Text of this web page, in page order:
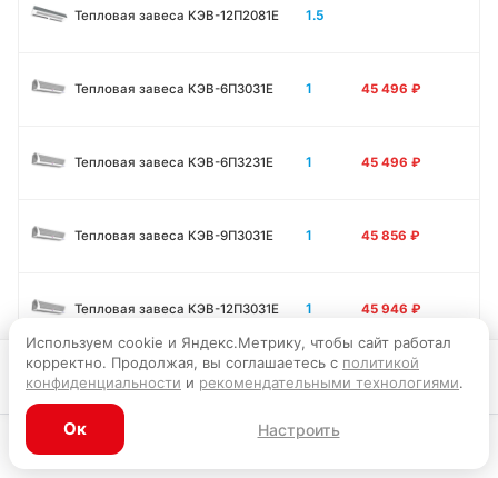
Главная
Тепловая завеса КЭВ-12П2081E 1.5
Тепловая завеса КЭВ-6П3031E 1 45 496 ₽
Тепловая завеса КЭВ-6П3231E 1 45 496 ₽
Тепловая завеса КЭВ-9П3031E 1 45 856 ₽
Тепловая завеса КЭВ-12П3031E 1 45 946 ₽
Тепловая завеса КЭВ-9П3011E 1.5 56 295₽
Тепловая завеса КЭВ-12П3011E
Используем cookie и Яндекс.Метрику, чтобы сайт работал
корректно. Продолжая, вы соглашаетесь с политикой
конфиденциальности и рекомендательными технологиями.
Ок Настроить
Запросить цену